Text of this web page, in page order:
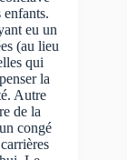
enfants.
eu un
(au lieu
qui
la
Autre
de la
congé